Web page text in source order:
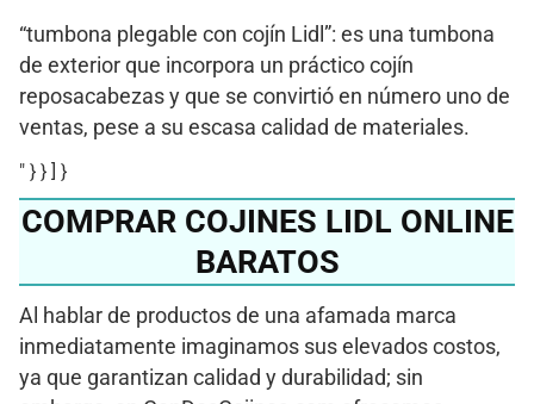
“tumbona plegable con cojín Lidl”: es una tumbona
de exterior que incorpora un práctico cojín
reposacabezas y que se convirtió en número uno de
ventas, pese a su escasa calidad de materiales.
" } } ] }
COMPRAR COJINES LIDL ONLINE
BARATOS
Al hablar de productos de una afamada marca
inmediatamente imaginamos sus elevados costos,
ya que garantizan calidad y durabilidad; sin